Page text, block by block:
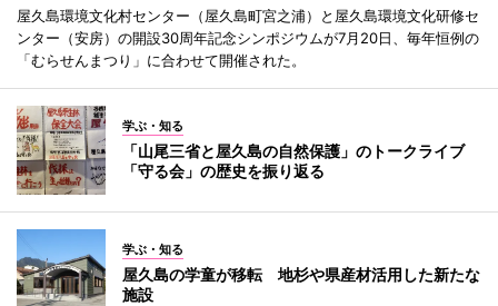
屋久島環境文化村センター（屋久島町宮之浦）と屋久島環境文化研修セ
ンター（安房）の開設30周年記念シンポジウムが7月20日、毎年恒例の
「むらせんまつり」に合わせて開催された。
学ぶ・知る
「山尾三省と屋久島の自然保護」のトークライブ
「守る会」の歴史を振り返る
学ぶ・知る
屋久島の学童が移転 地杉や県産材活用した新たな
施設